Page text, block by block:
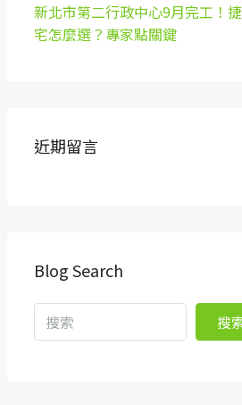
新北市第二行政中心9月完工！
宅怎麼選？專家點關鍵
近期留言
Blog Search
搜